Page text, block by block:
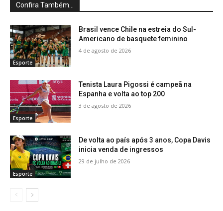
Confira Também...
Esporte
Brasil vence Chile na estreia do Sul-
Americano de basquete feminino
4 de agosto de 2026
Esporte
Tenista Laura Pigossi é campeã na
Espanha e volta ao top 200
3 de agosto de 2026
Esporte
De volta ao país após 3 anos, Copa Davis
inicia venda de ingressos
29 de julho de 2026